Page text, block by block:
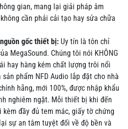
gian, mang lại giải pháp âm
cần phải cải tạo hay sửa chữa
gốc thiết bị: Uy tín là tôn chỉ
MegaSound. Chúng tôi nói KHÔNG
hay hàng kém chất lượng trôi nổi
phẩm NFD Audio lắp đặt cho nhà
hãng, mới 100%, được nhập khẩu
nghiêm ngặt. Mỗi thiết bị khi đến
kèm đầy đủ tem mác, giấy tờ chứng
sự an tâm tuyệt đối về độ bền và